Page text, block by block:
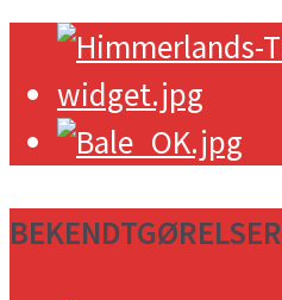
BEKENDTGØRELSER